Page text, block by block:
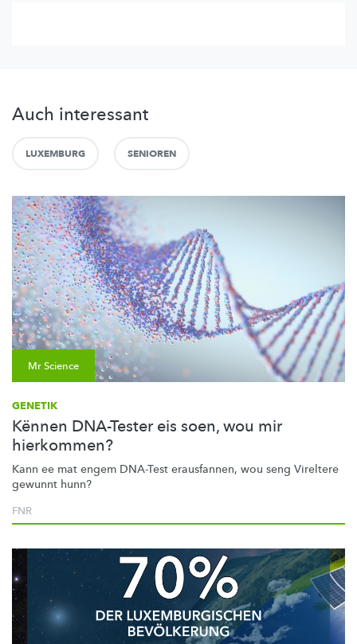
Auch interessant
LUXEMBURG SENIOREN
Mr Science
GENETIK
Kënnen DNA-Tester eis soen, wou mir
hierkommen?
Kann ee mat engem DNA-Test erausfannen, wou seng Vireltere
gewunnt hunn?
FNR